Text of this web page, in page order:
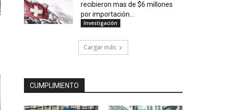
recibieron mas de $6 millones
por importación...
Investigación
Cargar más
CUMPLIMIENTO